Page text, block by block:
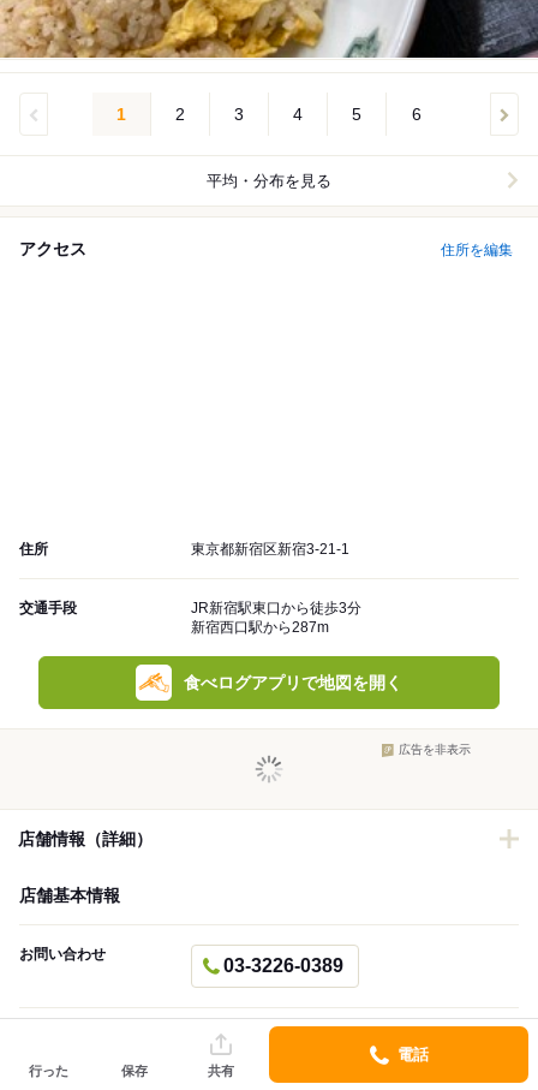
1 2 3 4 5 6
平均・分布を見る
アクセス 住所を編集
住所 東京都新宿区新宿3-21-1
交通手段
JR新宿駅東口から徒歩3分
新宿西口駅から287m
食べログアプリで地図を開く
広告を非表示
店舗情報（詳細）
店舗基本情報
お問い合わせ
03-3226-0389
予約不可
行った 保存 共有
電話